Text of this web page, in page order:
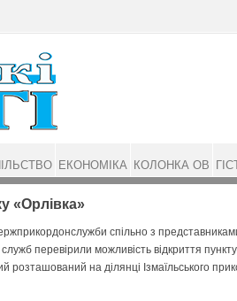
«Орлівка»
спільно з
перевірили можливість відкриття
розташований на ділянці Ізмаїльського
ЕКОНОМІКА КОЛОНКА ОВ